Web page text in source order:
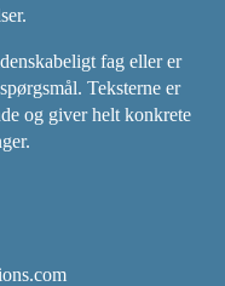
fag eller er
Teksterne er
og giver helt konkrete